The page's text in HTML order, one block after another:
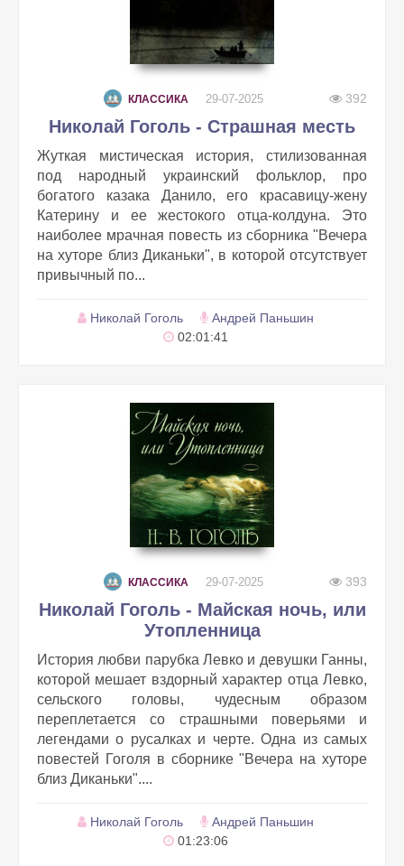
КЛАССИКА 29-07-2025 392
Николай Гоголь - Страшная месть
Жуткая мистическая история, стилизованная
под народный украинский фольклор, про
богатого казака Данило, его красавицу-жену
Катерину и ее жестокого отца-колдуна. Это
наиболее мрачная повесть из сборника "Вечера
на хуторе близ Диканьки", в которой отсутствует
привычный по...
Николай Гоголь
Андрей Паньшин
02:01:41
КЛАССИКА 29-07-2025 393
Николай Гоголь - Майская ночь, или
Утопленница
История любви парубка Левко и девушки Ганны,
которой мешает вздорный характер отца Левко,
сельского головы, чудесным образом
переплетается со страшными поверьями и
легендами о русалках и черте. Одна из самых
повестей Гоголя в сборнике "Вечера на хуторе
близ Диканьки"....
Николай Гоголь
Андрей Паньшин
01:23:06